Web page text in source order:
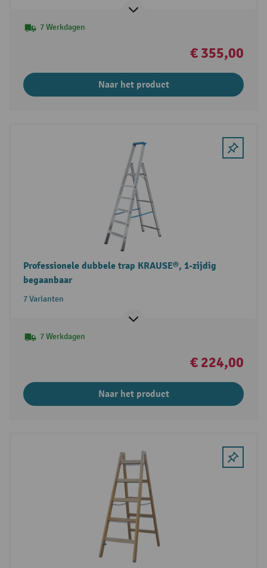
7 Werkdagen
€ 355,00
Naar het product
Professionele dubbele trap KRAUSE®, 1-zijdig
begaanbaar
7 Varianten
7 Werkdagen
€ 224,00
Naar het product